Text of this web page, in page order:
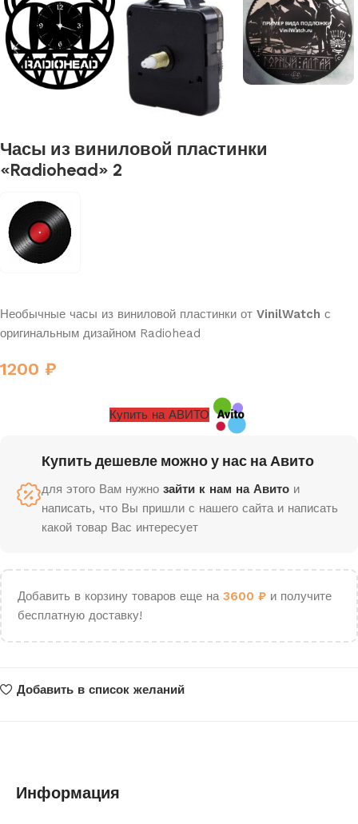
Часы из виниловой пластинки
«Radiohead» 2
Необычные часы из виниловой пластинки от VinilWatch с
оригинальным дизайном Radiohead
1200 ₽
Купить на АВИТО
Купить дешевле можно у нас на Авито
для этого Вам нужно зайти к нам на Авито и
написать, что Вы пришли с нашего сайта и написать
какой товар Вас интересует
Добавить в корзину товаров еще на 3600 ₽ и получите
бесплатную доставку!
Добавить в список желаний
Информация